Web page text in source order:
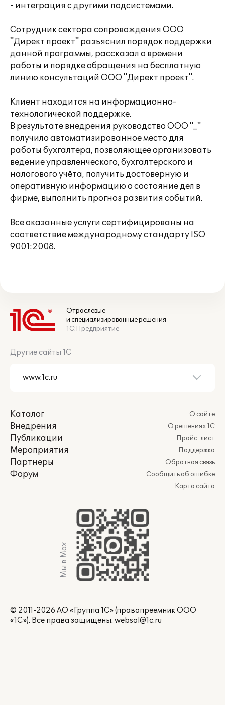
- интеграция с другими подсистемами.
Сотрудник сектора сопровождения ООО
"Директ проект" разъяснил порядок поддержки
данной программы, рассказал о времени
работы и порядке обращения на бесплатную
линию консультаций ООО "Директ проект".
Клиент находится на информационно-
технологической поддержке.
В результате внедрения руководство ООО "_"
получило автоматизированное место для
работы бухгалтера, позволяющее организовать
ведение управленческого, бухгалтерского и
налогового учёта, получить достоверную и
оперативную информацию о состояние дел в
фирме, выполнить прогноз развития событий.
Все оказанные услуги сертифицированы на
соответствие международному стандарту ISO
9001:2008.
Отраслевые
и специализированные решения
1С:Предприятие
Другие сайты 1С
Каталог
Внедрения
Публикации
Мероприятия
Партнеры
Форум
О сайте
О решениях 1С
Прайс-лист
Поддержка
Обратная связь
Сообщить об ошибке
Карта сайта
Мы в Max
© 2011-2026 АО «Группа 1С» (правопреемник ООО
«1С»). Все права защищены. websol@1c.ru